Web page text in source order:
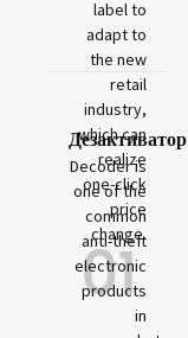
label to
adapt to
the new
retail
industry,
which can
realize
one-click
price
change.
01
Дезактиватор
Decoder is
one of the
common
anti-theft
electronic
products
in